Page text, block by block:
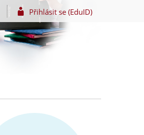
Přihlásit se (EduID)